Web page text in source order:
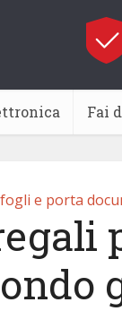
Fai
e porta